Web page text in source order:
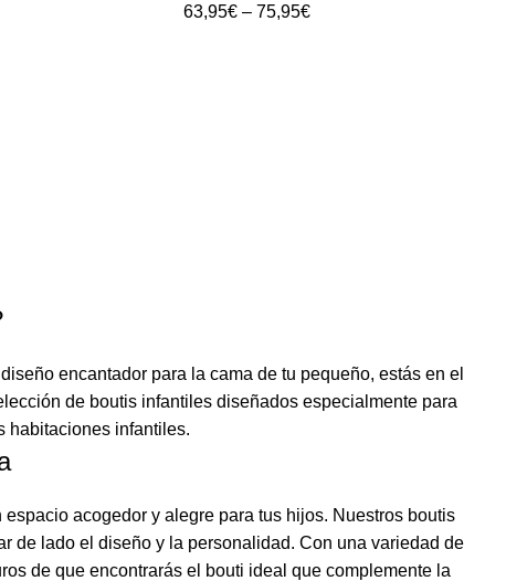
63,95€– 75,95€
encantador para la cama de tu pequeño, estás en el
de boutis infantiles diseñados especialmente para
habitaciones infantiles.
acogedor y alegre para tus hijos. Nuestros boutis
de lado el diseño y la personalidad. Con una variedad de
de que encontrarás el bouti ideal que complemente la